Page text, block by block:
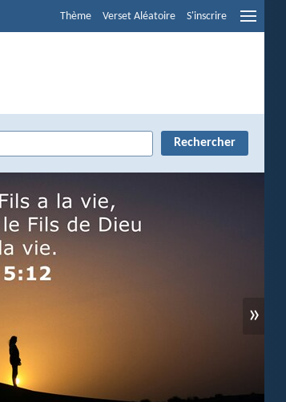
Thème Verset Aléatoire S'inscrire
»